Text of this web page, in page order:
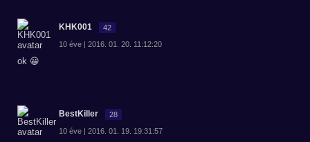
KHK001 42
10 éve | 2016. 01. 20. 11:12:20
ok 😀
BestKiller 28
10 éve | 2016. 01. 19. 19:31:57